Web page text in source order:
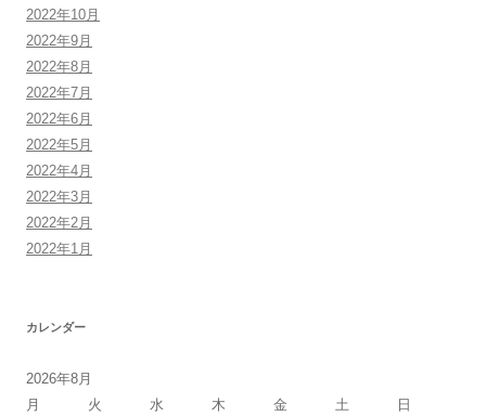
2022年10月
2022年9月
2022年8月
2022年7月
2022年6月
2022年5月
2022年4月
2022年3月
2022年2月
2022年1月
カレンダー
2026年8月
月
火 水 木 金 土
日